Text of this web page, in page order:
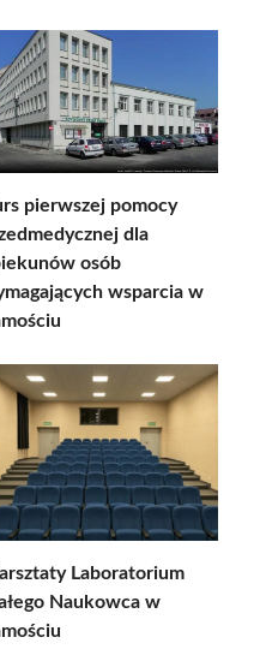
pierwszej pomocy
dla
osób
wsparcia w
Laboratorium
Naukowca w